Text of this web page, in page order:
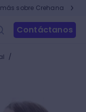
sobre Crehana
Contáctanos
/
revolución de los